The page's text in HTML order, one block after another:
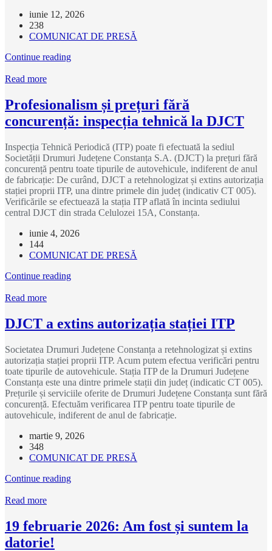
iunie 12, 2026
238
COMUNICAT DE PRESĂ
Continue reading
Read more
Profesionalism și prețuri fără
concurență: inspecția tehnică la DJCT
Inspecția Tehnică Periodică (ITP) poate fi efectuată la sediul
Societății Drumuri Județene Constanța S.A. (DJCT) la prețuri fără
concurență pentru toate tipurile de autovehicule, indiferent de anul
de fabricație: De curând, DJCT a retehnologizat și extins autorizația
stației proprii ITP, una dintre primele din județ (indicativ CT 005).
Verificările se efectuează la stația ITP aflată în incinta sediului
central DJCT din strada Celulozei 15A, Constanța.
iunie 4, 2026
144
COMUNICAT DE PRESĂ
Continue reading
Read more
DJCT a extins autorizația stației ITP
Societatea Drumuri Județene Constanța a retehnologizat și extins
autorizația stației proprii ITP. Acum putem efectua verificări pentru
toate tipurile de autovehicule. Stația ITP de la Drumuri Județene
Constanța este una dintre primele stații din județ (indicatic CT 005).
Prețurile și serviciile oferite de Drumuri Județene Constanța sunt fără
concurență. Efectuăm verificarea ITP pentru toate tipurile de
autovehicule, indiferent de anul de fabricație.
martie 9, 2026
348
COMUNICAT DE PRESĂ
Continue reading
Read more
19 februarie 2026: Am fost și suntem la
datorie!